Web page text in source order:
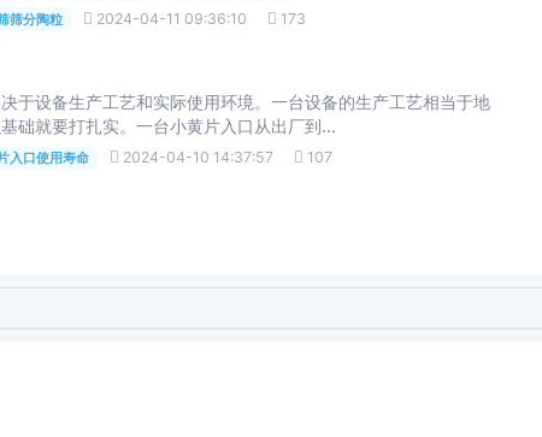
筛分陶粒 2024-04-11 09:36:10 173
设备生产工艺和实际使用环境。一台设备的生产工艺相当于地
基础就要打扎实。一台小黄片入口从出厂到...
入口使用寿命 2024-04-10 14:37:57 107